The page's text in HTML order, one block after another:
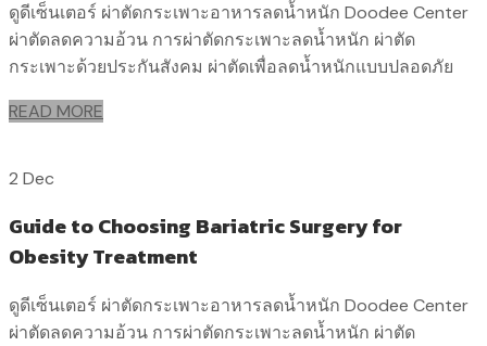
ดูดีเซ็นเตอร์ ผ่าตัดกระเพาะอาหารลดน้ำหนัก Doodee Center
ผ่าตัดลดความอ้วน การผ่าตัดกระเพาะลดน้ำหนัก ผ่าตัด
กระเพาะด้วยประกันสังคม ผ่าตัดเพื่อลดน้ำหนักแบบปลอดภัย
READ MORE
2 Dec
Guide to Choosing Bariatric Surgery for
Obesity Treatment
ดูดีเซ็นเตอร์ ผ่าตัดกระเพาะอาหารลดน้ำหนัก Doodee Center
ผ่าตัดลดความอ้วน การผ่าตัดกระเพาะลดน้ำหนัก ผ่าตัด